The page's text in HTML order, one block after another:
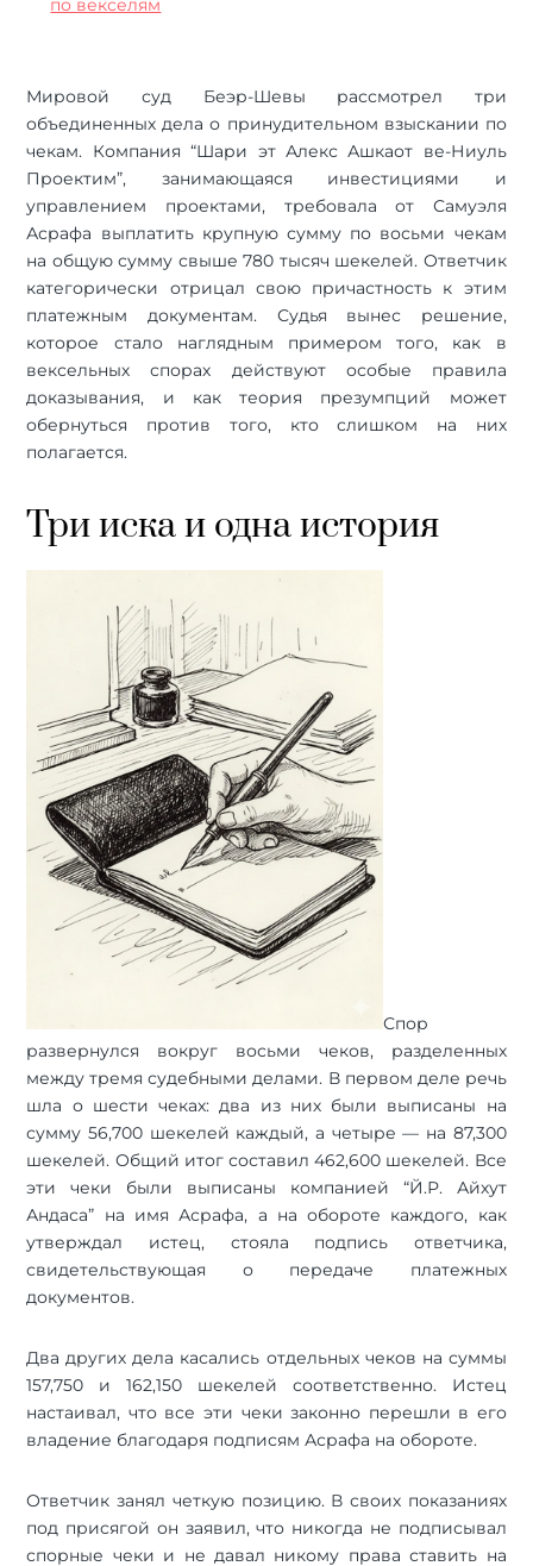
по векселям
Мировой суд Беэр-Шевы рассмотрел три
объединенных дела о принудительном взыскании по
чекам. Компания “Шари эт Алекс Ашкаот ве-Ниуль
Проектим”, занимающаяся инвестициями и
управлением проектами, требовала от Самуэля
Асрафа выплатить крупную сумму по восьми чекам
на общую сумму свыше 780 тысяч шекелей. Ответчик
категорически отрицал свою причастность к этим
платежным документам. Судья вынес решение,
которое стало наглядным примером того, как в
вексельных спорах действуют особые правила
доказывания, и как теория презумпций может
обернуться против того, кто слишком на них
полагается.
Три иска и одна история
Спор
развернулся вокруг восьми чеков, разделенных
между тремя судебными делами. В первом деле речь
шла о шести чеках: два из них были выписаны на
сумму 56,700 шекелей каждый, а четыре — на 87,300
шекелей. Общий итог составил 462,600 шекелей. Все
эти чеки были выписаны компанией “Й.Р. Айхут
Андаса” на имя Асрафа, а на обороте каждого, как
утверждал истец, стояла подпись ответчика,
свидетельствующая о передаче платежных
документов.
Два других дела касались отдельных чеков на суммы
157,750 и 162,150 шекелей соответственно. Истец
настаивал, что все эти чеки законно перешли в его
владение благодаря подписям Асрафа на обороте.
Ответчик занял четкую позицию. В своих показаниях
под присягой он заявил, что никогда не подписывал
спорные чеки и не давал никому права ставить на